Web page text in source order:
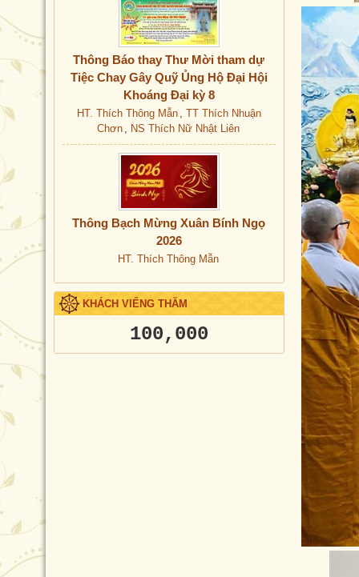
HT. Thích Thắng Hoan
HT. Thích Thiện Tâm
HT. Thích Thông Mẫn
HT. Thích Tín Nghĩa
HT. Thích Tịnh Đạo
HT. Thích Tịnh Minh
HTr. Quảng Giải
Thông Báo thay Thư Mời tham dự
Tiệc Chay Gây Quỹ Ủng Hộ Đại Hội
Khoáng Đại kỳ 8
HT. Thích Thông Mẫn , TT Thích Nhuận
Chơn , NS Thích Nữ Nhật Liên
Thông Bạch Mừng Xuân Bính Ngọ
2026
HT. Thích Thông Mẫn
KHÁCH VIẾNG THĂM
100,000